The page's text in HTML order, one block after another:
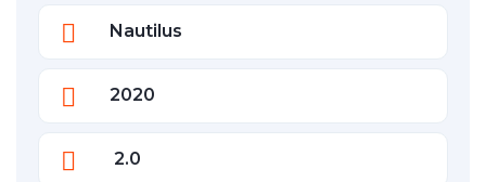
Nautilus
2020
2.0